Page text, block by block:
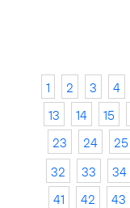
1 2 3 4
13
14 15
23
24 25
32
33 34
41
42 43